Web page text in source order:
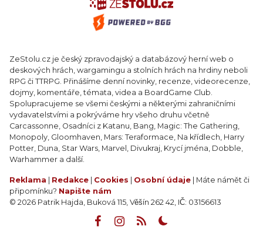
ZeStolu.cz je český zpravodajský a databázový herní web o
deskových hrách, wargamingu a stolních hrách na hrdiny neboli
RPG či TTRPG. Přinášíme denní novinky, recenze, videorecenze,
dojmy, komentáře, témata, videa a BoardGame Club.
Spolupracujeme se všemi českými a některými zahraničními
vydavatelstvími a pokrýváme hry všeho druhu včetně
Carcassonne, Osadníci z Katanu, Bang, Magic: The Gathering,
Monopoly, Gloomhaven, Mars: Teraformace, Na křídlech, Harry
Potter, Duna, Star Wars, Marvel, Divukraj, Krycí jména, Dobble,
Warhammer a další.
Reklama Redakce Cookies Osobní údaje | Máte námět či
připomínku? Napište nám
© 2026 Patrik Hajda, Buková 115, Věšín 262 42, IČ: 03156613